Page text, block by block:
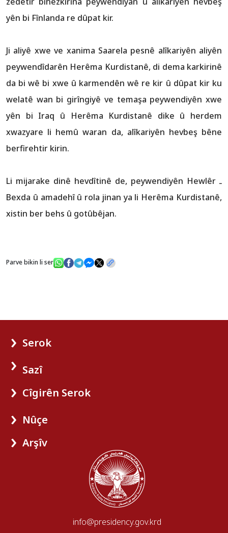
yên bi Fînlanda re dûpat kir.
Ji aliyê xwe ve xanima Saarela pesnê alîkariyên aliyên
peywendîdarên Herêma Kurdistanê, di dema karkirinê
da bi wê bi xwe û karmendên wê re kir û dûpat kir ku
welatê wan bi girîngiyê ve temaşa peywendiyên xwe
yên bi Iraq û Herêma Kurdistanê dike û herdem
xwazyare li hemû waran da, alîkariyên hevbeş bêne
berfirehtir kirin.
Li mijarake dinê hevdîtinê de, peywendiyên Hewlêr ـ
Bexda û amadehî û rola jinan ya li Herêma Kurdistanê,
xistin ber behs û gotûbêjan.
Parve bikin li ser
Serok
Sazî
Cîgirên Serok
Nûçe
Arşîv
info@presidency.gov.krd